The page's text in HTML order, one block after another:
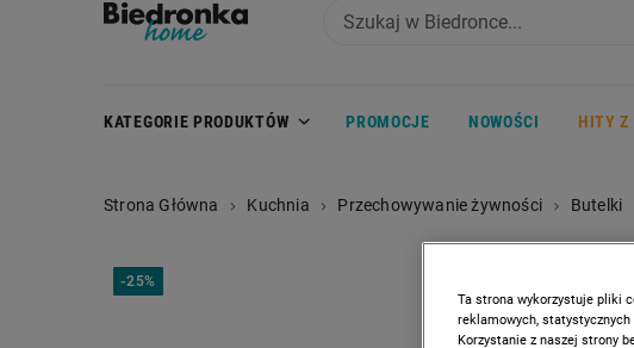
KATEGORIE PRODUKTÓW PROMOCJE NOWOŚCI HITY Z
Strona Główna Kuchnia Przechowywanie żywności Butelki
-25%
Ta strona wykorzystuje pliki
reklamowych,
Korzystanie z naszej strony